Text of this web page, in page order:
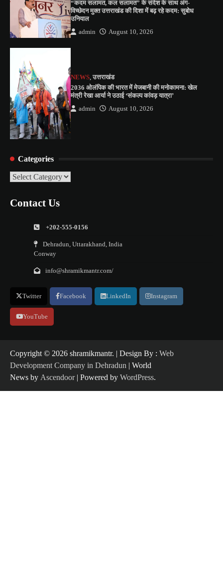
“कदम सलामत, कल सलामत” के संदेश के साथ अंग-
विच्छेदन मुक्त उत्तराखंड की दिशा में बढ़ रहे कदम: सुबोध
उनियाल
admin August 10, 2026
NEWS,उत्तराखंड
2036 ओलंपिक की भारत में मेजबानी की मनोकामना: खेल
मंत्री रेखा आर्या ने उठाई ‘संकल्प कांवड़ यात्रा’
admin August 10, 2026
Categories
Categories
Contact Us
+202-555-0156
Dehradun, Uttarakhand, India
Conway
info@shramikmantr.com/
Twitter Facebook LinkedIn Instagram
YouTube
Copyright ©️ 2026 shramikmantr. | Design By : Web
Development Company in Dehradun | World
News by Ascendoor| Powered by WordPress.